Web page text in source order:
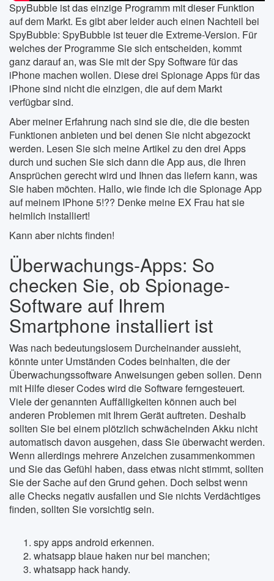
SpyBubble ist das einzige Programm mit dieser Funktion
auf dem Markt. Es gibt aber leider auch einen Nachteil bei
SpyBubble: SpyBubble ist teuer die Extreme-Version. Für
welches der Programme Sie sich entscheiden, kommt
ganz darauf an, was Sie mit der Spy Software für das
iPhone machen wollen. Diese drei Spionage Apps für das
iPhone sind nicht die einzigen, die auf dem Markt
verfügbar sind.
Aber meiner Erfahrung nach sind sie die, die die besten
Funktionen anbieten und bei denen Sie nicht abgezockt
werden. Lesen Sie sich meine Artikel zu den drei Apps
durch und suchen Sie sich dann die App aus, die Ihren
Ansprüchen gerecht wird und Ihnen das liefern kann, was
Sie haben möchten. Hallo, wie finde ich die Spionage App
auf meinem IPhone 5!?? Denke meine EX Frau hat sie
heimlich installiert!
Kann aber nichts finden!
Überwachungs-Apps: So
checken Sie, ob Spionage-
Software auf Ihrem
Smartphone installiert ist
Was nach bedeutungslosem Durcheinander aussieht,
könnte unter Umständen Codes beinhalten, die der
Überwachungssoftware Anweisungen geben sollen. Denn
mit Hilfe dieser Codes wird die Software ferngesteuert.
Viele der genannten Auffälligkeiten können auch bei
anderen Problemen mit Ihrem Gerät auftreten. Deshalb
sollten Sie bei einem plötzlich schwächelnden Akku nicht
automatisch davon ausgehen, dass Sie überwacht werden.
Wenn allerdings mehrere Anzeichen zusammenkommen
und Sie das Gefühl haben, dass etwas nicht stimmt, sollten
Sie der Sache auf den Grund gehen. Doch selbst wenn
alle Checks negativ ausfallen und Sie nichts Verdächtiges
finden, sollten Sie vorsichtig sein.
spy apps android erkennen.
whatsapp blaue haken nur bei manchen;
whatsapp hack handy.